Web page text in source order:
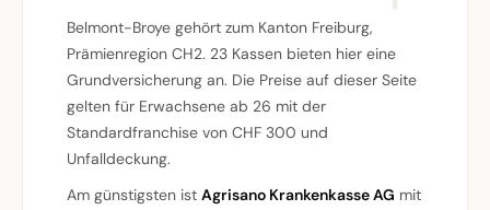
Belmont-Broye gehört zum Kanton Freiburg,
Prämienregion CH2. 23 Kassen bieten hier eine
Grundversicherung an. Die Preise auf dieser Seite
gelten für Erwachsene ab 26 mit der
Standardfranchise von CHF 300 und
Unfalldeckung.
Am günstigsten ist Agrisano Krankenkasse AG mit